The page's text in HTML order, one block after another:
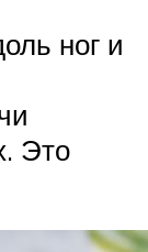
ног и
Это